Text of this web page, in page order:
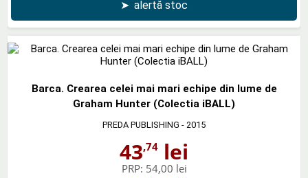
➤ alertă stoc
Barca. Crearea celei mai mari echipe din lume de
Graham Hunter (Colectia iBALL)
PREDA PUBLISHING - 2015
43,74 lei
PRP: 54,00 lei